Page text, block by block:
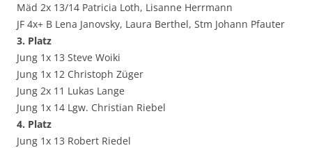
Mäd 2x 13/14 Patricia Loth, Lisanne Herrmann
JF 4x+ B Lena Janovsky, Laura Berthel, Stm Johann Pfauter
3. Platz
Jung 1x 13 Steve Woiki
Jung 1x 12 Christoph Züger
Jung 2x 11 Lukas Lange
Jung 1x 14 Lgw. Christian Riebel
4. Platz
Jung 1x 13 Robert Riedel